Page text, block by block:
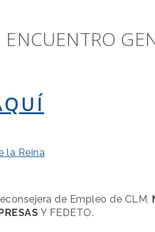
la Reina
de Empleo de CLM,
Y FEDETO.